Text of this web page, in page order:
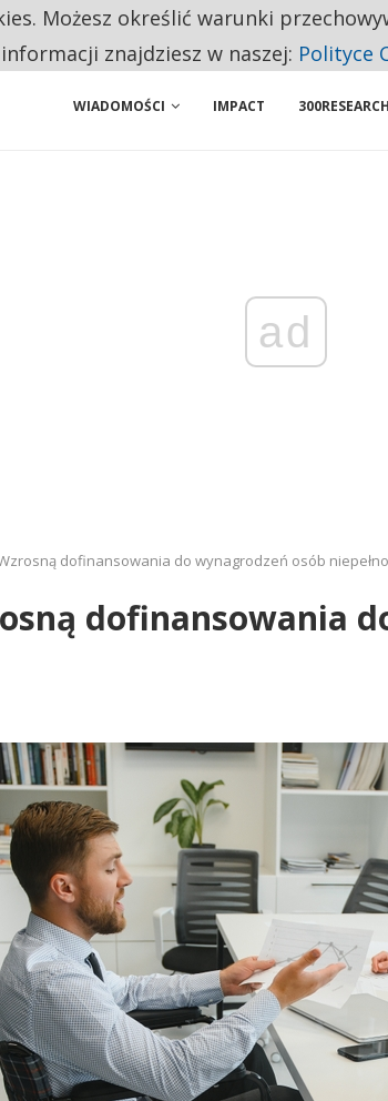
SENIORZY PRZEZNACZAJĄ NA PODSTAWOWE ZAKUPY
WIADOMOŚCI IMPACT 300RESEARCH
ad
dofinansowania do wynagrodzeń osób
dofinansowania
Możesz określić warunki
znajdziesz w naszej: Polityce